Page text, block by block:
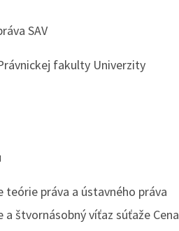
SAV
fakulty Univerzity
práva a ústavného práva
štvornásobný víťaz súťaže Cena